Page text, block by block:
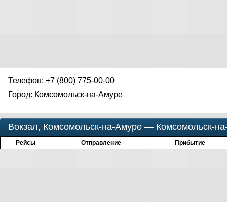
Телефон: +7 (800) 775-00-00
Город: Комсомольск-на-Амуре
Вокзал, Комсомольск-на-Амуре — Комсомольск-
Рейсы Отправление Прибытие